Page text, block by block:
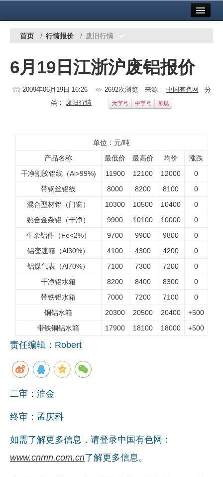
中国有色金属报社主办 广告服务
铜镍铅锌
铝
镁钛
地矿 建设
党建工作
企业文化
行情报价
首页 / 行情报价 / 废旧行情
6月19日江浙沪废铝报价
2009年06月19日 16:26 2692次浏览 来源： 中国有色网 分
类： 废旧行情 大字号 中字号 常规
单位：元/吨
产品名称
最低价 最高价 均价
涨跌
干净割胶铝线（Al>99%)
11900 12100 12000
0
带钢丝铝线
8000 8200 8100
0
混合型材铝（门窗）
10300 10500 10400
0
熟合金杂铝（干净）
9900 10100 10000
0
生杂铝件（Fe<2%）
9700 9900 9800
0
铝变速箱（Al30%）
4100 4300 4200
0
铝煤气表（Al70%）
7100 7300 7200
0
干净铝水箱
8200 8400 8300
0
带铁铝水箱
7000 7200 7100
0
铜铝水箱
20300 20500 20400
+500
带铁铜铝水箱
17900 18100 18000 +500
责任编辑：Robert
二审：淮金
终审：孟庆科
如需了解更多信息，请登录中国有色网：
www.cnmn.com.cn了解更多信息。